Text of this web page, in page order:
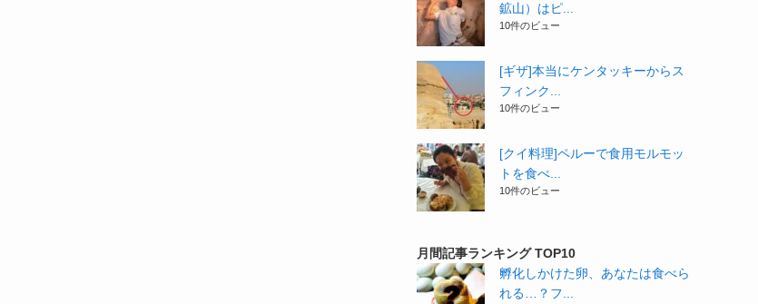
鉱山）はピ...
10件のビュー
[ギザ]本当にケンタッキーからス
フィンク...
10件のビュー
[クイ料理]ペルーで食用モルモッ
トを食べ...
10件のビュー
月間記事ランキング TOP10
孵化しかけた卵、あなたは食べら
れる…？フ...